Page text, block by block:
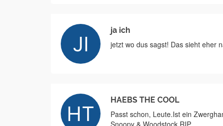
ja ich
jetzt wo dus sagst! Das sieht eher
HAEBS THE COOL
Passt schon, Leute.Ist ein
Snoopy & Woodstock.RIP.